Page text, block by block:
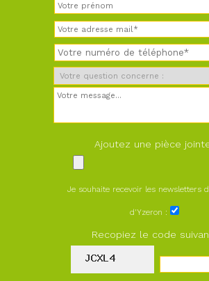
Ajoutez une pièce
Je souhaite recevoir les newsletters
d'Yzeron :
Recopiez le code